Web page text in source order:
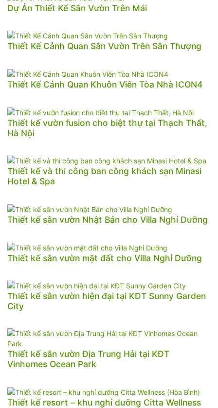
Dự Án Thiết Kế Sân Vườn Trên Mái
Thiết Kế Cảnh Quan Sân Vườn Trên Sân Thượng
Thiết Kế Cảnh Quan Khuôn Viên Tòa Nhà ICON4
Thiết kế vườn fusion cho biệt thự tại Thạch Thất,
Hà Nội
Thiết kế và thi công ban công khách sạn Minasi
Hotel & Spa
Thiết kế sân vườn Nhật Bản cho Villa Nghỉ Dưỡng
Thiết kế sân vườn mặt đất cho Villa Nghỉ Dưỡng
Thiết kế sân vườn hiện đại tại KĐT Sunny Garden
City
Thiết kế sân vườn Địa Trung Hải tại KĐT
Vinhomes Ocean Park
Thiết kế resort – khu nghỉ dưỡng Citta Wellness